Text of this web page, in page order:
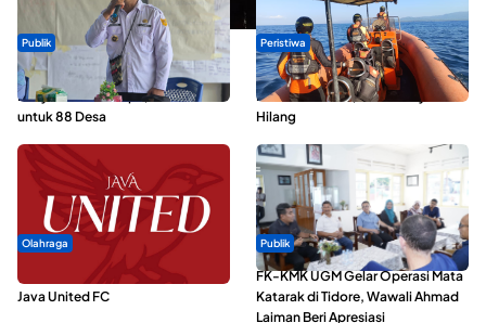
Publik
ABDESI Morotai Apresiasi
Penyaluran ADD Rp3,13 Miliar
untuk 88 Desa
Peristiwa
Dua Longboat Bertabrakan di
Perairan Taliabu, Satu Nelayan
Hilang
Olahraga
Dari Malut United Berubah Jadi
Java United FC
Publik
FK-KMK UGM Gelar Operasi Mata
Katarak di Tidore, Wawali Ahmad
Laiman Beri Apresiasi